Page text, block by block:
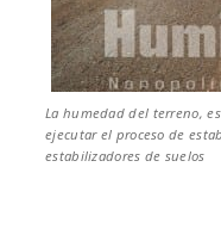
La humedad del terreno,
ejecutar el proceso de
estabilizadores de suelos